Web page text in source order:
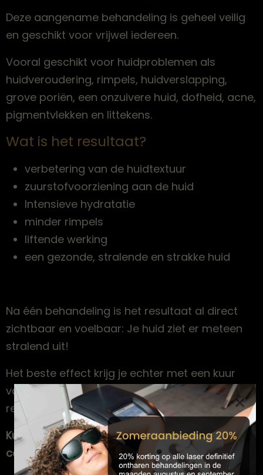
Deze aangename behandeling is geheel veilig
en geschikt voor vrijwel iedereen.
Vooral geschikt voor huidproblemen als
huidveroudering, rimpels, huidverslapping,
grove poriën, een onzuivere huid, dofheid, acne,
pigmentvlekken en littekens.
Wat is het resultaat?
verbetering van de huidtextuur
zuurstofvoorziening aan de huid
Intensieve hydratatie
minder rimpels
liftende werking
een gezonde, stralende en strakke huid
Na één behandeling is het resultaat al direct
zichtbaar en voelbaar: Je huid ziet er meteen
stralend uit!
Het beste effect krijg je echter met een kuur
van meerdere behandelingen en daarna
regelmatig een onderhoudsbehandeling.
Kuur van 5 behandelingen + 6de behandeling
cadeau
×